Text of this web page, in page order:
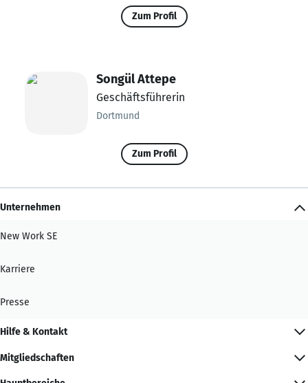
Zum Profil
Songül Attepe
Geschäftsführerin
Dortmund
Zum Profil
Unternehmen
New Work SE
Karriere
Presse
Hilfe & Kontakt
Mitgliedschaften